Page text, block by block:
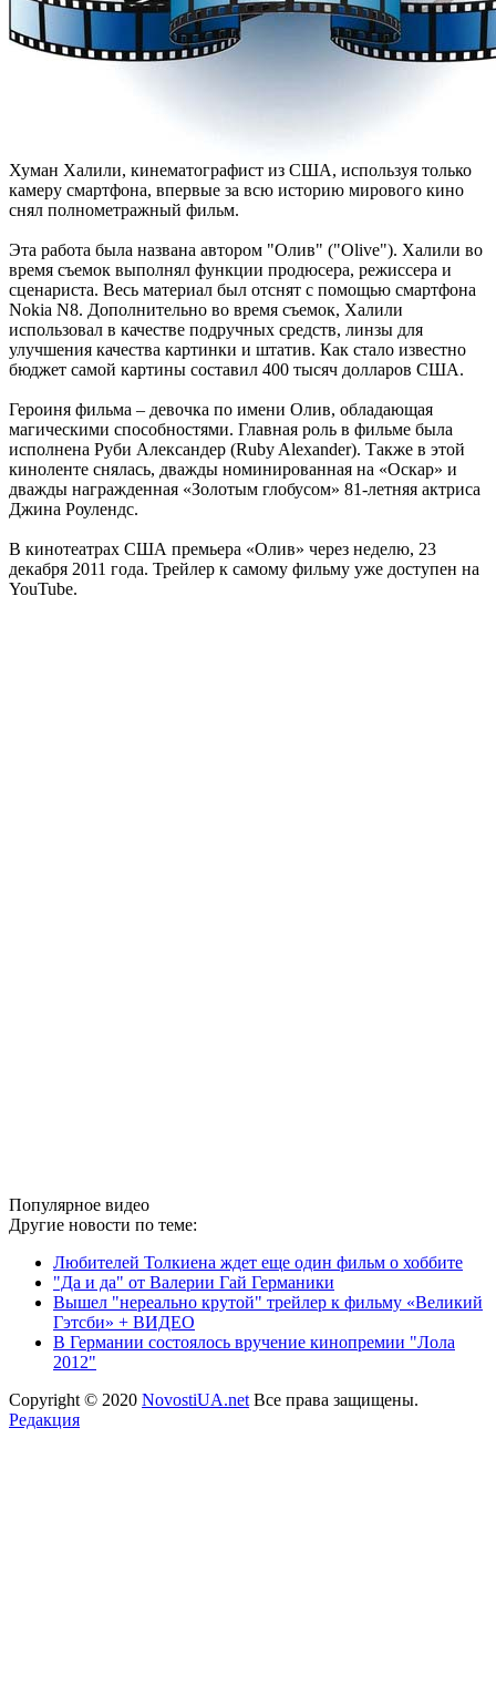
Хуман Халили, кинематографист из США, используя только
камеру смартфона, впервые за всю историю мирового кино
снял полнометражный фильм.
Эта работа была названа автором "Олив" ("Olive"). Халили во
время съемок выполнял функции продюсера, режиссера и
сценариста. Весь материал был отснят с помощью смартфона
Nokia N8. Дополнительно во время съемок, Халили
использовал в качестве подручных средств, линзы для
улучшения качества картинки и штатив. Как стало известно
бюджет самой картины составил 400 тысяч долларов США.
Героиня фильма – девочка по имени Олив, обладающая
магическими способностями. Главная роль в фильме была
исполнена Руби Александер (Ruby Alexander). Также в этой
киноленте снялась, дважды номинированная на «Оскар» и
дважды награжденная «Золотым глобусом» 81-летняя актриса
Джина Роулендс.
В кинотеатрах США премьера «Олив» через неделю, 23
декабря 2011 года. Трейлер к самому фильму уже доступен на
YouTube.
Популярное видео
Другие новости по теме:
Любителей Толкиена ждет еще один фильм о хоббите
"Да и да" от Валерии Гай Германики
Вышел "нереально крутой" трейлер к фильму «Великий
Гэтсби» + ВИДЕО
В Германии состоялось вручение кинопремии "Лола
2012"
Copyright © 2020 NovostiUA.net Все права защищены.
Редакция